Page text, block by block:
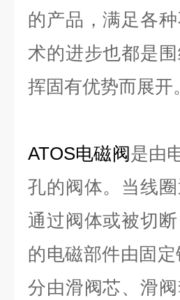
的产品，满足各
术的进步也都是
挥固有优势而展开。
ATOS电磁阀是由
孔的阀体。当线
通过阀体或被切
的电磁部件由固
分由滑阀芯、滑